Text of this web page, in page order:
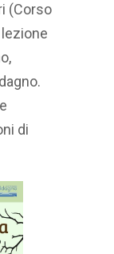
(Corso
lezione
di